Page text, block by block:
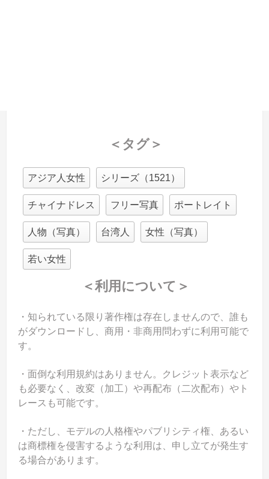
＜タグ＞
アジア人女性 シリーズ（1521）
チャイナドレス フリー写真 ポートレイト
人物（写真） 台湾人 女性（写真）
若い女性
＜利用について＞
・知られている限り著作権は存在しませんので、誰も
がダウンロードし、商用・非商用問わずに利用可能で
す。
・面倒な利用規約はありません。クレジット表示など
も必要なく、改変（加工）や再配布（二次配布）やト
レースも可能です。
・ただし、モデルの人格権やパブリシティ権、あるい
は商標権を侵害するような利用は、申し立てが発生す
る場合があります。